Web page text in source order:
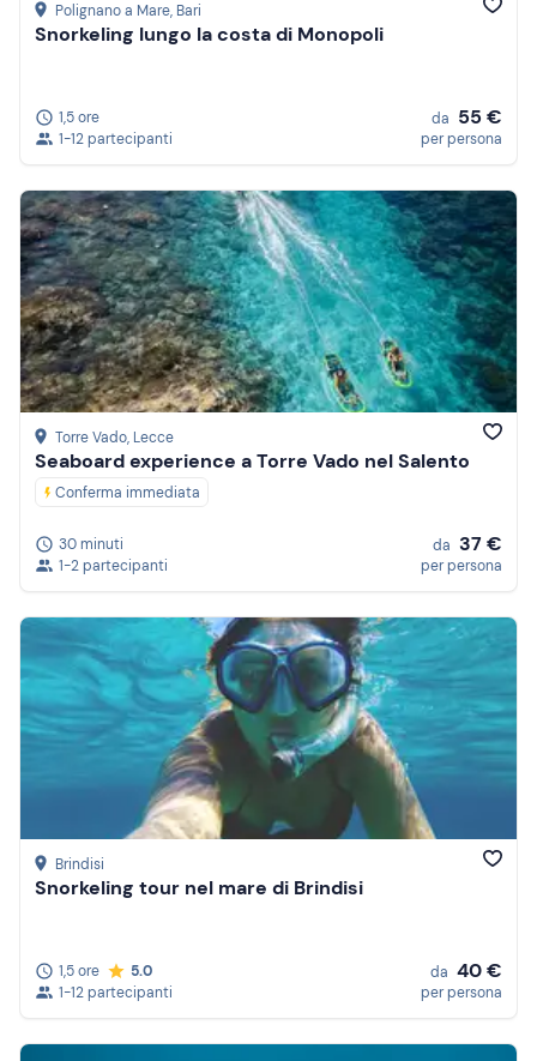
Polignano a Mare, Bari
Snorkeling lungo la costa di Monopoli
1,5 ore
1-12 partecipanti
da 55 €
per persona
Torre Vado, Lecce
Seaboard experience a Torre Vado nel Salento
Conferma immediata
30 minuti
1-2 partecipanti
da 37 €
per persona
Brindisi
Snorkeling tour nel mare di Brindisi
1,5 ore
5.0
1-12 partecipanti
da 40 €
per persona